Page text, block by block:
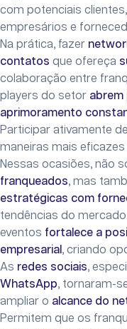
com potenciais
empresários e
Na prática, fazer
contatos que ofereça
colaboração entre
players do setor
aprimoramento
Participar ativamente de
maneiras mais
Nessas ocasiões, não
franqueados, mas
estratégicas com
tendências do
eventos fortalece a
empresarial , criando
As redes sociais,
WhatsApp, tornaram-
ampliar o alcance do
Permitem que os